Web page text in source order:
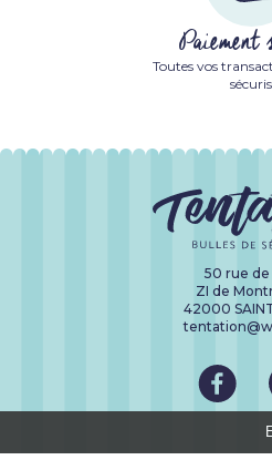
Paiement
Toutes vos
50 rue de
ZI de
42000